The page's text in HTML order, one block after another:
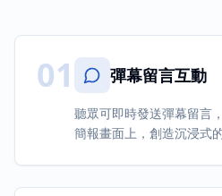
01 彈幕留言互動
聽眾可即時發送彈幕留言
簡報畫面上，創造沉浸式